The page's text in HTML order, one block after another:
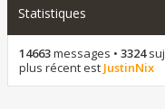
Statistiques
14663messages • 3324
plus récent est JustinNix